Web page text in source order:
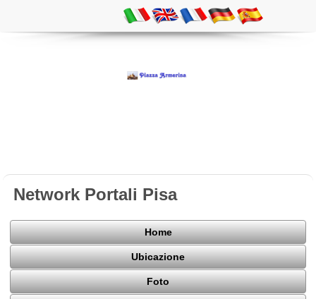
Network Portali Pisa
Home
Ubicazione
Foto